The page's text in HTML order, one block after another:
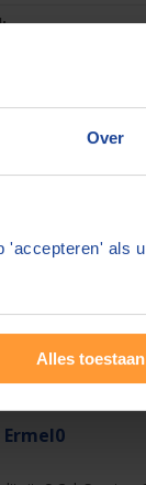
Over
'accepteren' als
Alles toestaan
10,0| Service:
krachtig! In